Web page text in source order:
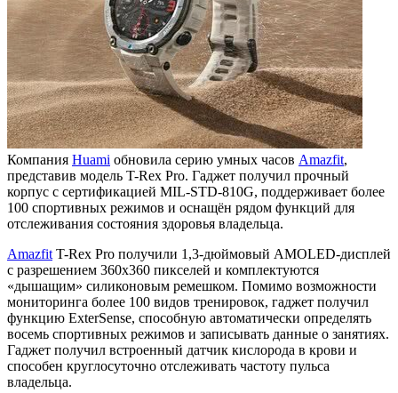
Компания Huami обновила серию умных часов Amazfit,
представив модель T-Rex Pro. Гаджет получил прочный
корпус с сертификацией MIL-STD-810G, поддерживает более
100 спортивных режимов и оснащён рядом функций для
отслеживания состояния здоровья владельца.
Amazfit T-Rex Pro получили 1,3-дюймовый AMOLED-дисплей
с разрешением 360х360 пикселей и комплектуются
«дышащим» силиконовым ремешком. Помимо возможности
мониторинга более 100 видов тренировок, гаджет получил
функцию ExterSense, способную автоматически определять
восемь спортивных режимов и записывать данные о занятиях.
Гаджет получил встроенный датчик кислорода в крови и
способен круглосуточно отслеживать частоту пульса
владельца.